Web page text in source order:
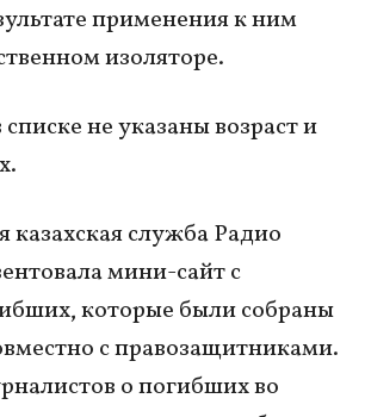
применения к ним
изоляторе.
не указаны возраст и
казахская служба Радио
мини-сайт с
которые были собраны
с правозащитниками.
о погибших во